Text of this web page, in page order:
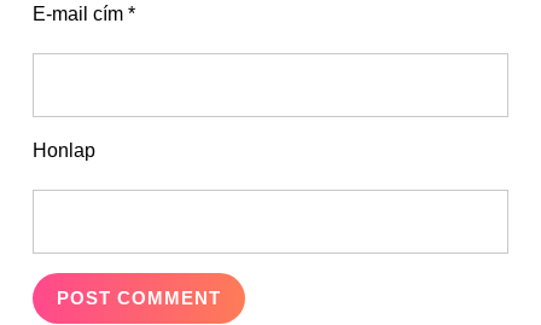
E-mail cím *
Honlap